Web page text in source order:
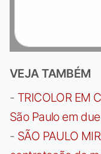
VEJA TAMBÉM
- TRICOLOR EM
São Paulo em
- SÃO PAULO